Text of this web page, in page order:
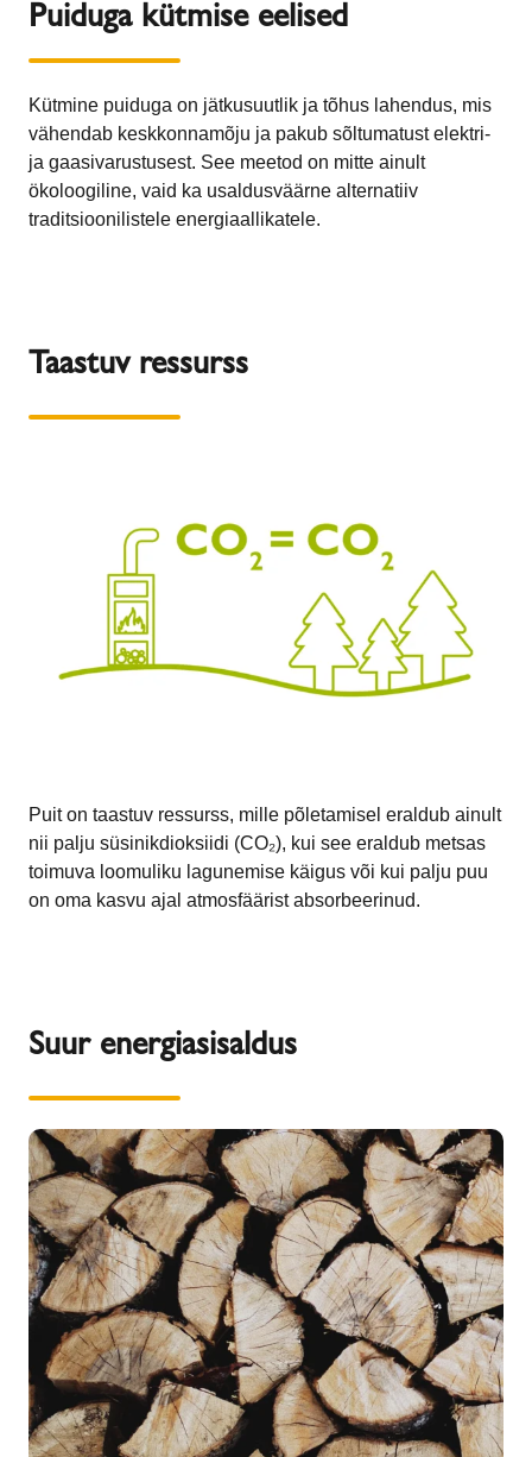
Puiduga kütmise eelised
Kütmine puiduga on jätkusuutlik ja tõhus lahendus, mis
vähendab keskkonnamõju ja pakub sõltumatust elektri-
ja gaasivarustusest. See meetod on mitte ainult
ökoloogiline, vaid ka usaldusväärne alternatiiv
traditsioonilistele energiaallikatele.
Taastuv ressurss
Puit on taastuv ressurss, mille põletamisel eraldub ainult
nii palju süsinikdioksiidi (CO₂), kui see eraldub metsas
toimuva loomuliku lagunemise käigus või kui palju puu
on oma kasvu ajal atmosfäärist absorbeerinud.
Suur energiasisaldus